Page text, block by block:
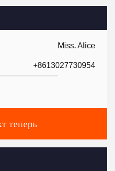
Miss. Alice
+8613027730954
теперь